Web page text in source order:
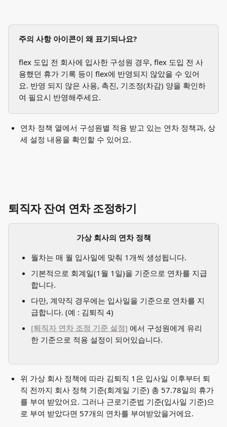
주의 사항 아이콘이 왜 표기되나요?
flex 도입 전 회사에 입사한 구성원 경우, flex 도입 전 사
용했던 휴가 기록 등이 flex에 반영되지 않았을 수 있어
요. 반영 되지 않은 사용, 촉진, 기조정(차감) 양을 확인하
여 필요시 반영해주세요.
연차 정책 열에서 구성원별 적용 받고 있는 연차 정책과, 상
세 설정 내용을 확인할 수 있어요.
퇴직자 잔여 연차 조정하기
가상 회사의 연차 정책
월차는 매 월 입사일에 맞춰 1개씩 생성됩니다.
기본적으로 회계일(1월 1일)을 기준으로 연차를 지급
합니다.
다만, 계약직 경우에는 입사일을 기준으로 연차를 지
급합니다. (예 : 김퇴직 4)
[퇴직자 연차 조정 기준 설정] 에서 구성원에게 유리
한 기준으로 적용 설정이 되어있습니다.
위 가상 회사 정책에 따라 김퇴직 1은 입사일 이후부터 퇴
직 전까지 회사 정책 기준(회계일 기준) 총 57.78일의 휴가
를 부여 받았어요. 그러나 근로기준법 기준(입사일 기준)으
로 부여 받았다면 57개의 연차를 부여받았을거에요.